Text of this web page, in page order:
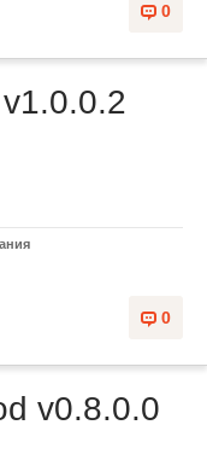
0
0
v0.8.0.0